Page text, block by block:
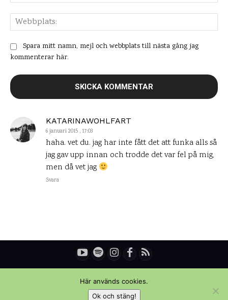
KATARINAWOHLFART
6 januari 2015 , 17:03
haha. vet du. jag har inte fått det att funka alls så
jag gav upp innan och trodde det var fel på mig,
men då vet jag
Svara
Spara mitt namn, mejl och webbplats till nästa gång jag
kommenterar här.
Här används cookies.
Ok och stäng!